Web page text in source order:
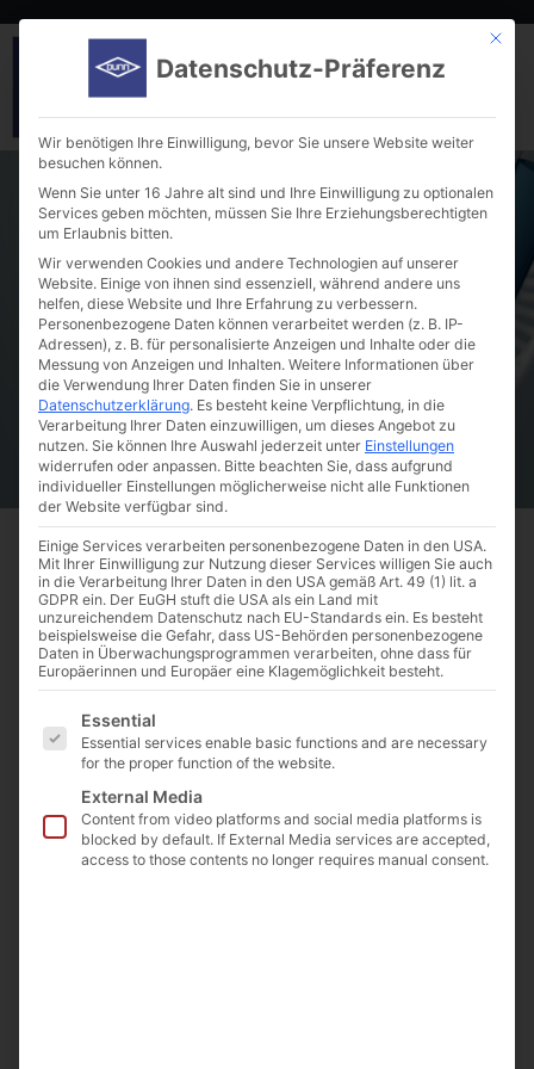
Threaded bottles, ND8, thread 8-425 mm,
12 x 32 mm, narrow opening
Mit
Datenschutz-Präferenz
Wir benötigen Ihre Einwilligung, bevor Sie unsere Website weiter
besuchen können.
Wenn Sie unter 16 Jahre alt sind und Ihre Einwilligung zu optionalen
Services geben möchten, müssen Sie Ihre Erziehungsberechtigten
um Erlaubnis bitten.
Wir verwenden Cookies und andere Technologien auf unserer
Website. Einige von ihnen sind essenziell, während andere uns
helfen, diese Website und Ihre Erfahrung zu verbessern.
Personenbezogene Daten können verarbeitet werden (z. B. IP-
Adressen), z. B. für personalisierte Anzeigen und Inhalte oder die
Messung von Anzeigen und Inhalten. Weitere Informationen über
die Verwendung Ihrer Daten finden Sie in unserer
Datenschutzerklärung. Es besteht keine Verpflichtung, in die
Verarbeitung Ihrer Daten einzuwilligen, um dieses Angebot zu
nutzen. Sie können Ihre Auswahl jederzeit unter Einstellungen
widerrufen oder anpassen. Bitte beachten Sie, dass aufgrund
individueller Einstellungen möglicherweise nicht alle Funktionen
der Website verfügbar sind.
Einige Services verarbeiten personenbezogene Daten in den USA.
Mit Ihrer Einwilligung zur Nutzung dieser Services willigen Sie auch
in die Verarbeitung Ihrer Daten in den USA gemäß Art. 49 (1) lit. a
GDPR ein. Der EuGH stuft die USA als ein Land mit
unzureichendem Datenschutz nach EU-Standards ein. Es besteht
beispielsweise die Gefahr, dass US-Behörden personenbezogene
Daten in Überwachungsprogrammen verarbeiten, ohne dass für
Europäerinnen und Europäer eine Klagemöglichkeit besteht.
Es folgt eine Liste der Service-Gruppen, für die eine
Essential
Essential services enable basic functions and are necessary
for the proper function of the website.
External Media
Content from video platforms and social media platforms is
blocked by default. If External Media services are accepted,
access to those contents no longer requires manual consent.